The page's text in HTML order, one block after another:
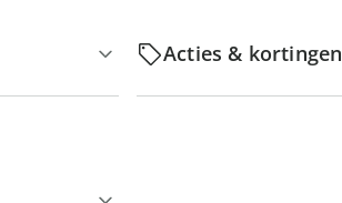
Acties & kortingen